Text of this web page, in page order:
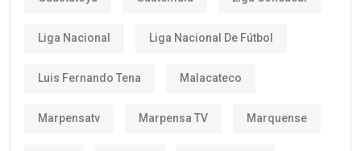
Liga Nacional Liga Nacional De Fútbol
Luis Fernando Tena Malacateco
Marpensatv Marpensa TV Marquense